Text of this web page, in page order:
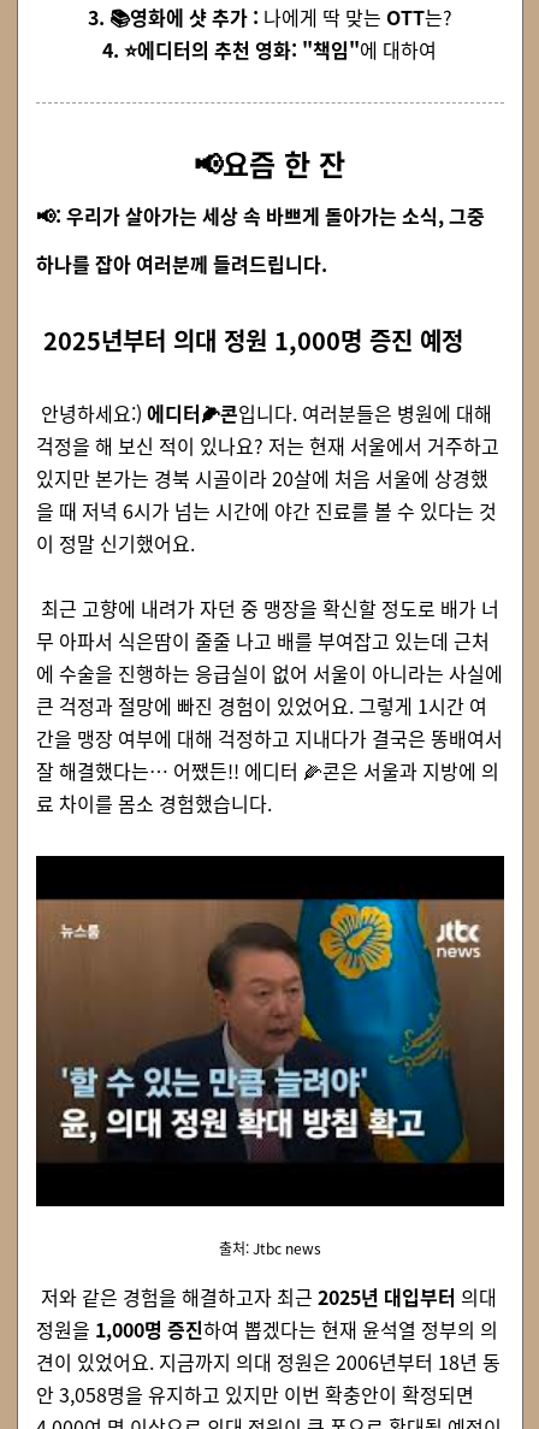
3. 📚영화에 샷 추가 : 나에게 딱 맞는 OTT는?
4. ⭐에디터의 추천 영화: "책임"에 대하여
📢요즘 한 잔
📢: 우리가 살아가는 세상 속 바쁘게 돌아가는 소식, 그중
하나를 잡아 여러분께 들려드립니다.
2025년부터 의대 정원 1,000명 증진 예정
안녕하세요:) 에디터🌽콘입니다. 여러분들은 병원에 대해
걱정을 해 보신 적이 있나요? 저는 현재 서울에서 거주하고
있지만 본가는 경북 시골이라 20살에 처음 서울에 상경했
을 때 저녁 6시가 넘는 시간에 야간 진료를 볼 수 있다는 것
이 정말 신기했어요.
최근 고향에 내려가 자던 중 맹장을 확신할 정도로 배가 너
무 아파서 식은땀이 줄줄 나고 배를 부여잡고 있는데 근처
에 수술을 진행하는 응급실이 없어 서울이 아니라는 사실에
큰 걱정과 절망에 빠진 경험이 있었어요. 그렇게 1시간 여
간을 맹장 여부에 대해 걱정하고 지내다가 결국은 똥배여서
잘 해결했다는… 어쨌든!! 에디터 🌽콘은 서울과 지방에 의
료 차이를 몸소 경험했습니다.
출처: Jtbc news
저와 같은 경험을 해결하고자 최근 2025년 대입부터 의대
정원을 1,000명 증진하여 뽑겠다는 현재 윤석열 정부의 의
견이 있었어요. 지금까지 의대 정원은 2006년부터 18년 동
안 3,058명을 유지하고 있지만 이번 확충안이 확정되면